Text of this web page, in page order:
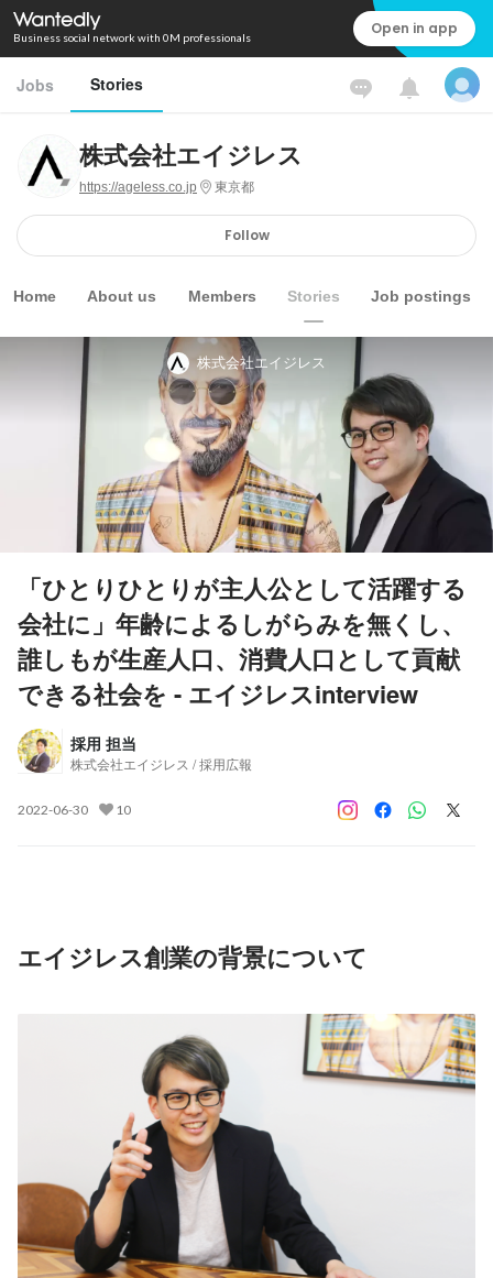
Business social network with 0M professionals Open in app
Jobs Stories
株式会社エイジレス
https://ageless.co.jp 東京都
Follow
Home About us Members Stories Job postings
株式会社エイジレス
「ひとりひとりが主人公として活躍する
会社に」年齢によるしがらみを無くし、
誰しもが生産人口、消費人口として貢献
できる社会を - エイジレスinterview
採用 担当
株式会社エイジレス / 採用広報
2022-06-30 10
エイジレス創業の背景について